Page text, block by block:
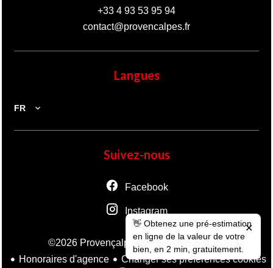
+33 4 93 53 95 94
contact@provencalpes.fr
Langues
FR
Suivez-nous
Facebook
Instagram
©2026 Provençalpes
Mentions légales
Honoraires d'agence
Changer ses préférences cookies
👋 Obtenez une pré-estimation
en ligne de la valeur de votre
bien, en 2 min, gratuitement.
✕